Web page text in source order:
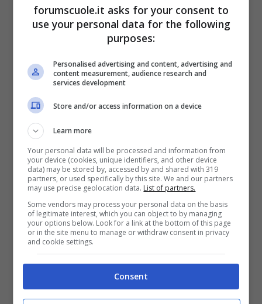
26 Novembre 2024
ISEE 2025, confermata novità
assegno unico: sorpresa per le
famiglie
26 Novembre 2024
forumscuole.it asks for your consent to
use your personal data for the following
purposes:
Personalised advertising and content, advertising and
content measurement, audience research and
services development
Store and/or access information on a device
Learn more
Your personal data will be processed and information from
your device (cookies, unique identifiers, and other device
data) may be stored by, accessed by and shared with 319
partners, or used specifically by this site. We and our partners
may use precise geolocation data. List of partners.
Some vendors may process your personal data on the basis
of legitimate interest, which you can object to by managing
your options below. Look for a link at the bottom of this page
or in the site menu to manage or withdraw consent in privacy
and cookie settings.
Consent